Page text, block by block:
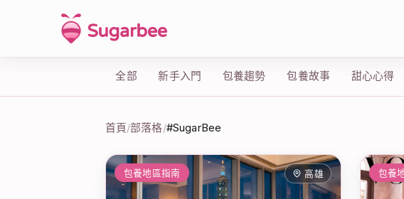
全部 新手入門 包養趨勢 包養故事 甜心心得
首頁/部落格/#SugarBee
包養地區指南 高雄 包養